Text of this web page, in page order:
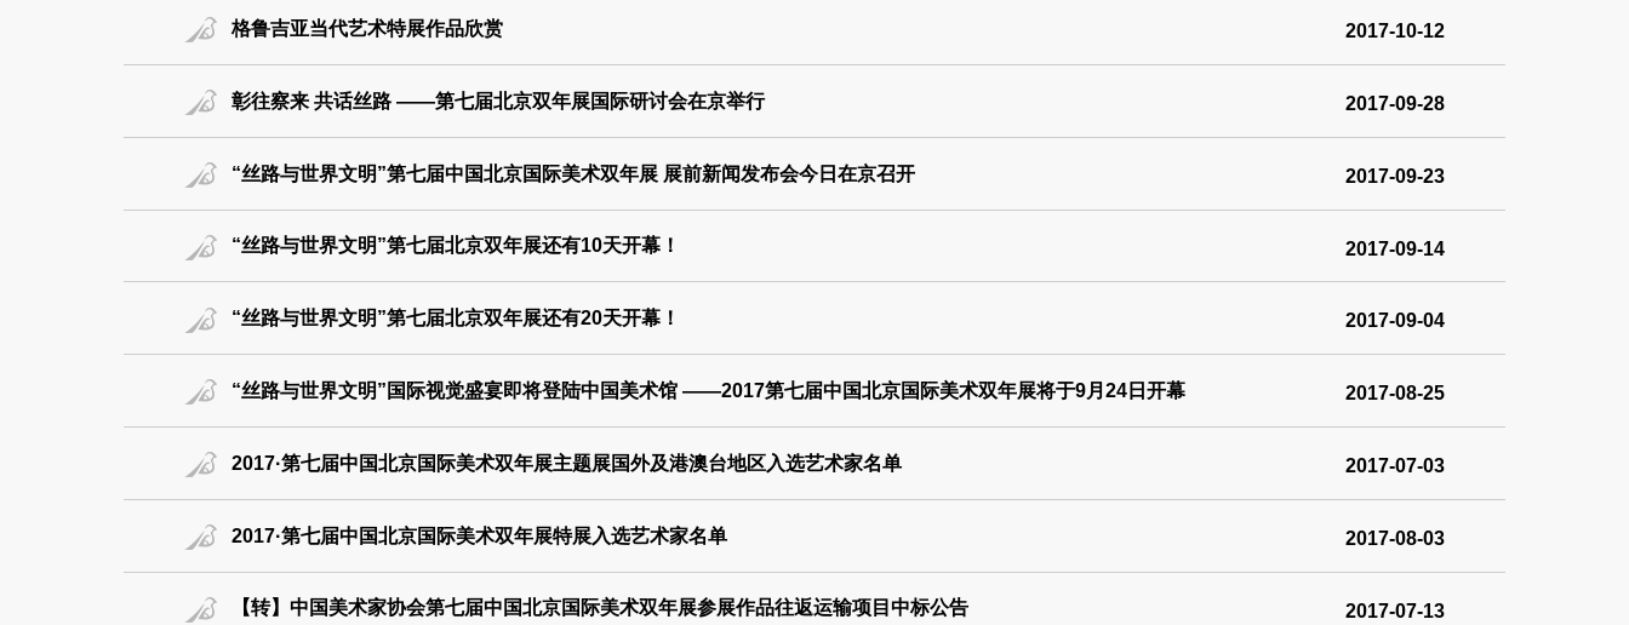
格鲁吉亚当代艺术特展作品欣赏 2017-10-12
彰往察来 共话丝路 ——第七届北京双年展国际研讨会在京举行 2017-09-28
“丝路与世界文明”第七届中国北京国际美术双年展 展前新闻发布会今日在京召开 2017-09-23
“丝路与世界文明”第七届北京双年展还有10天开幕！ 2017-09-14
“丝路与世界文明”第七届北京双年展还有20天开幕！ 2017-09-04
“丝路与世界文明”国际视觉盛宴即将登陆中国美术馆 ——2017第七届中国北京国际美术双年展将于9月24日开幕 2017-08-25
2017·第七届中国北京国际美术双年展主题展国外及港澳台地区入选艺术家名单 2017-07-03
2017·第七届中国北京国际美术双年展特展入选艺术家名单 2017-08-03
【转】中国美术家协会第七届中国北京国际美术双年展参展作品往返运输项目中标公告 2017-07-13